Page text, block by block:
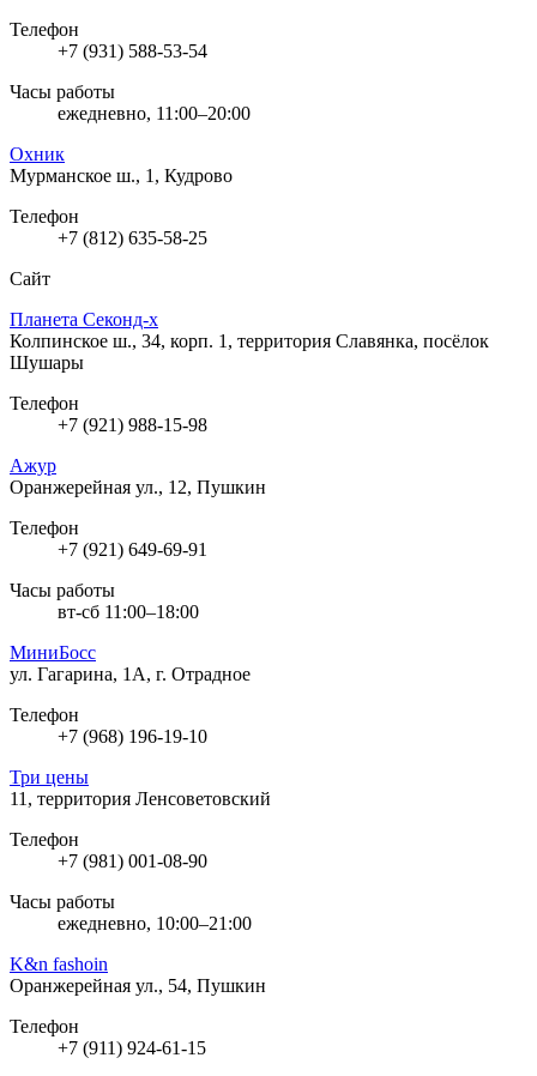
Телефон
+7 (931) 588-53-54
Часы работы
ежедневно, 11:00–20:00
Охник
Мурманское ш., 1, Кудрово
Телефон
+7 (812) 635-58-25
Сайт
Планета Секонд-х
Колпинское ш., 34, корп. 1, территория Славянка, посёлок
Шушары
Телефон
+7 (921) 988-15-98
Ажур
Оранжерейная ул., 12, Пушкин
Телефон
+7 (921) 649-69-91
Часы работы
вт-сб 11:00–18:00
МиниБосс
ул. Гагарина, 1А, г. Отрадное
Телефон
+7 (968) 196-19-10
Три цены
11, территория Ленсоветовский
Телефон
+7 (981) 001-08-90
Часы работы
ежедневно, 10:00–21:00
K&n fashoin
Оранжерейная ул., 54, Пушкин
Телефон
+7 (911) 924-61-15